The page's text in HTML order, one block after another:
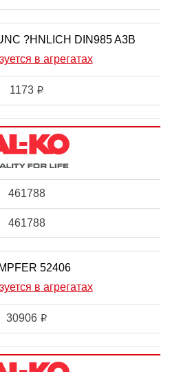
?HNLICH DIN985 A3B
в агрегатах
1173 i
461788
461788
52406
в агрегатах
30906 i